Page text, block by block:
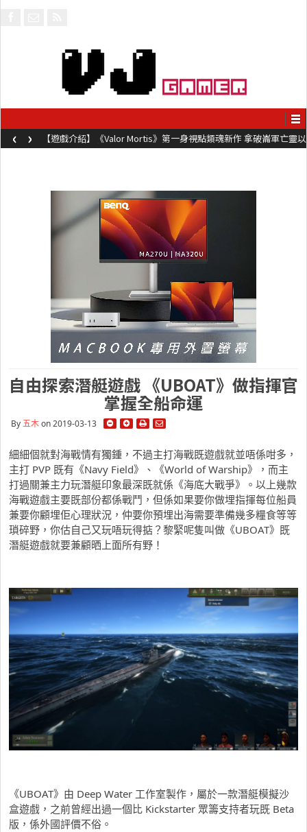
【遊戲介紹】《Valor Mortis》第一身視點類魂新作 拿破崙軍亡靈以
槍械劍與魔法殺敵
‹ ›
自由探索潛艇遊戲 《UBOAT》做指揮官
掌握全船命運
By五木on 2019-03-13
細細個就對海戰情有獨鍾，不過主打海戰既遊戲就並唔係咁多，
主打 PVP 既有《Navy Field》、《World of Warship》，而主
打過關兼主力玩潛艇印象最深既就係《海底大戰爭》。以上幾款
海戰遊戲主要既部份都係戰鬥，但係如果要你做埋指揮每位船員
兼要你顧埋佢心理狀況，仲要你預埋出海需要準備幾多糧食等等
瑣碎野，你估自己又玩唔玩得掂？黎緊呢隻叫做《UBOAT》既
潛艇遊戲就要兼顧晒上面所有野！
《UBOAT》由 Deep Water 工作室製作，屬於一款潛艇模擬沙
盒遊戲，之前曾經出過一個比 Kickstarter 眾籌支持者玩既 Beta
版，係外國評價不俗。